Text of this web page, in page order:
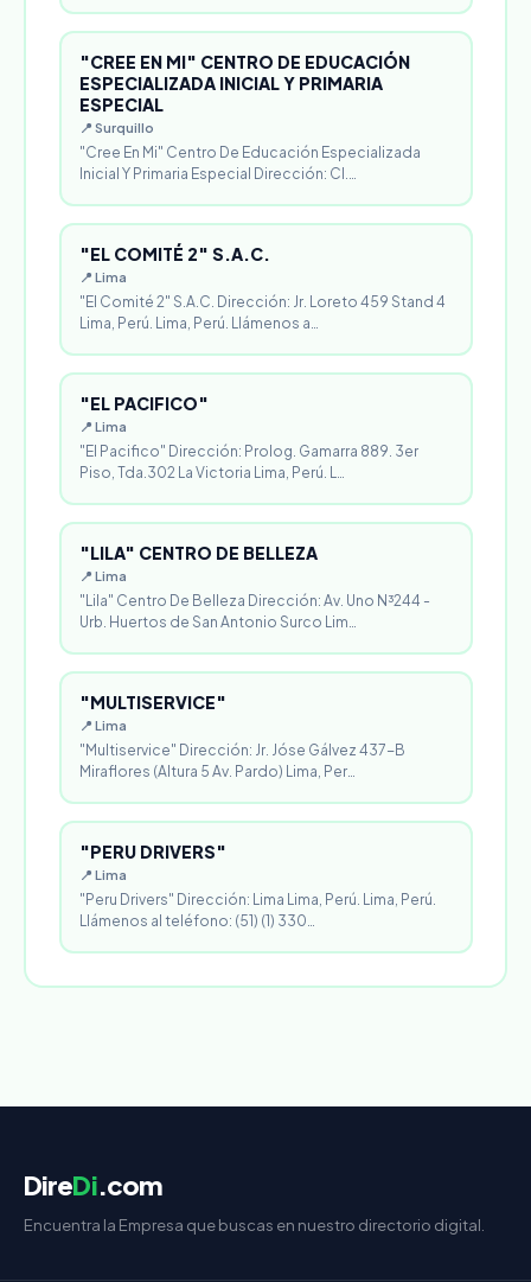
"CREE EN MI" CENTRO DE EDUCACIÓN
ESPECIALIZADA INICIAL Y PRIMARIA
ESPECIAL
📍 Surquillo
"Cree En Mi" Centro De Educación Especializada
Inicial Y Primaria Especial Dirección: Cl.…
"EL COMITÉ 2" S.A.C.
📍 Lima
"El Comité 2" S.A.C. Dirección: Jr. Loreto 459 Stand 4
Lima, Perú. Lima, Perú. Llámenos a…
"EL PACIFICO"
📍 Lima
"El Pacifico" Dirección: Prolog. Gamarra 889. 3er
Piso, Tda.302 La Victoria Lima, Perú. L…
"LILA" CENTRO DE BELLEZA
📍 Lima
"Lila" Centro De Belleza Dirección: Av. Uno N³244 -
Urb. Huertos de San Antonio Surco Lim…
"MULTISERVICE"
📍 Lima
"Multiservice" Dirección: Jr. Jóse Gálvez 437-B
Miraflores (Altura 5 Av. Pardo) Lima, Per…
"PERU DRIVERS"
📍 Lima
"Peru Drivers" Dirección: Lima Lima, Perú. Lima, Perú.
Llámenos al teléfono: (51) (1) 330…
DireDi.com
Encuentra la Empresa que buscas en nuestro directorio digital.